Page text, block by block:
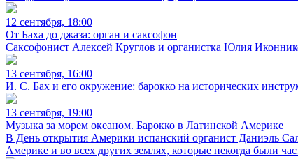
12 сентября, 18:00
От Баха до джаза: орган и саксофон
Саксофонист Алексей Круглов и органистка Юлия
13 сентября, 16:00
И. С. Бах и его окружение: барокко на исторических
13 сентября, 19:00
Музыка за морем океаном. Барокко в Латинской Америке
В День открытия Америки испанский органист Даниэль
Америке и во всех других землях, которые некогда были